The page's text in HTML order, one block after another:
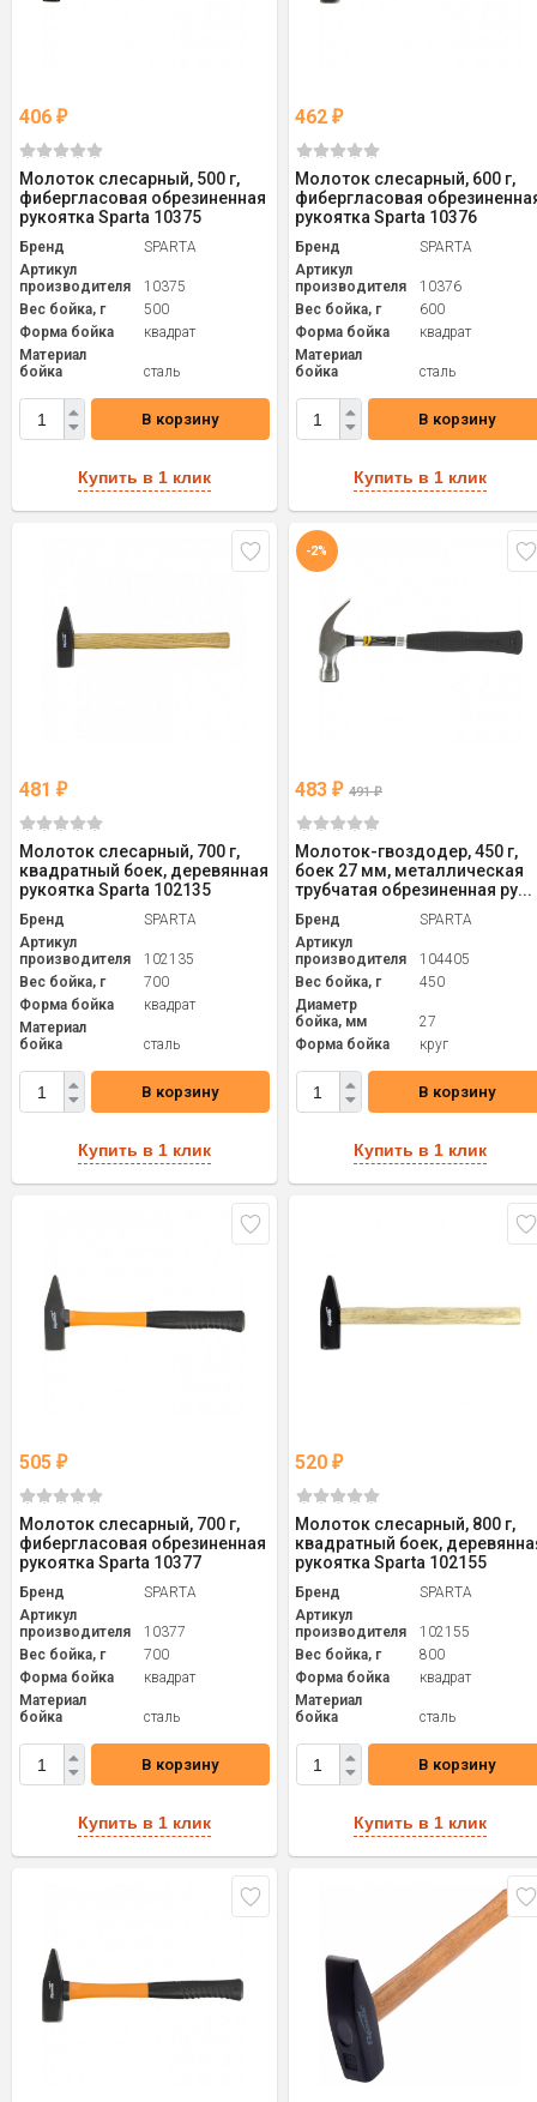
406 ₽
Молоток слесарный, 500 г,
фибергласовая обрезиненная
рукоятка Sparta 10375
Бренд
SPARTA
Артикул
производителя
10375
Вес бойка, г
500
Форма бойка
квадрат
Материал
бойка
сталь
В корзину
Купить в 1 клик
462₽
Молоток слесарный, 600 г,
фибергласовая
рукоятка Sparta 10376
Бренд
SPARTA
Артикул
производителя
10376
Вес бойка, г
600
Форма бойка
квадрат
Материал
бойка
сталь
В корзину
Купить в 1 клик
481 ₽
Молоток слесарный, 700 г,
квадратный боек, деревянная
рукоятка Sparta 102135
Бренд
SPARTA
Артикул
производителя
102135
Вес бойка, г
700
Форма бойка
квадрат
Материал
бойка
сталь
В корзину
Купить в 1 клик
-2%
483₽ 491₽
Молоток-гвоздодер, 450 г,
боек 27 мм, металлическая
трубчатая обрезиненная ру...
Бренд
SPARTA
Артикул
производителя
104405
Вес бойка, г
450
Диаметр
бойка, мм
27
Форма бойка
круг
В корзину
Купить в 1 клик
505 ₽
Молоток слесарный, 700 г,
фибергласовая обрезиненная
рукоятка Sparta 10377
Бренд
SPARTA
Артикул
производителя
10377
Вес бойка, г
700
Форма бойка
квадрат
Материал
бойка
сталь
В корзину
Купить в 1 клик
520₽
Молоток слесарный, 800 г,
квадратный боек,
рукоятка Sparta 102155
Бренд
SPARTA
Артикул
производителя
102155
Вес бойка, г
800
Форма бойка
квадрат
Материал
бойка
сталь
В корзину
Купить в 1 клик